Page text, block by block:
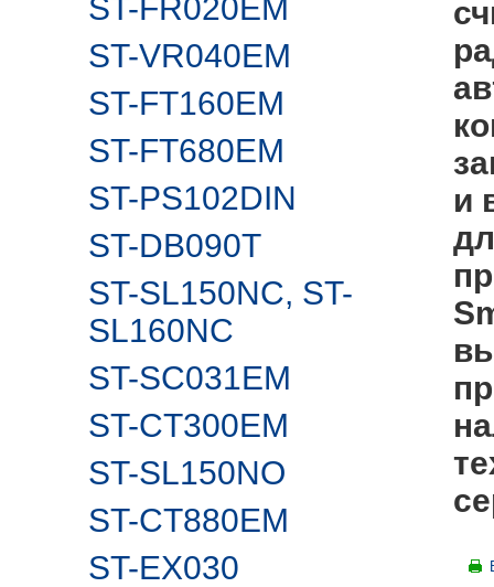
ST-FR020EM
ST-VR040EM
ST-FT160EM
ST-FT680EM
ST-PS102DIN
ST-DB090T
ST-SL150NC, ST-
SL160NC
ST-SC031EM
ST-CT300EM
ST-SL150NO
ST-CT880EM
ST-EX030
и